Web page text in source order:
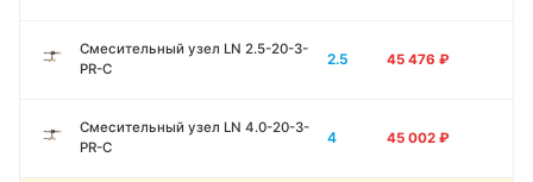
Смесительный узел LN 2.5-20-3-
PR-C
2.5 45 476 ₽
Смесительный узел LN 4.0-20-3-
PR-C
4 45 002 ₽